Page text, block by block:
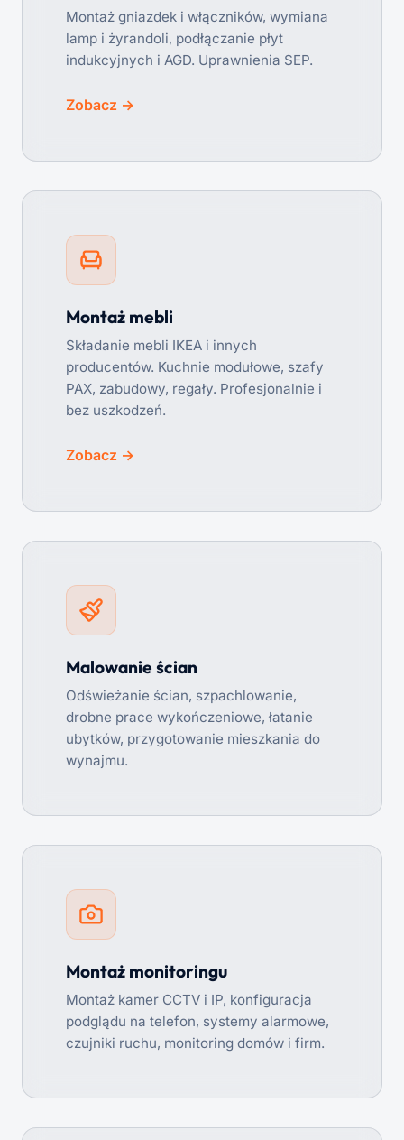
Montaż gniazdek i włączników, wymiana
lamp i żyrandoli, podłączanie płyt
indukcyjnych i AGD. Uprawnienia SEP.
Zobacz →
Montaż mebli
Składanie mebli IKEA i innych
producentów. Kuchnie modułowe, szafy
PAX, zabudowy, regały. Profesjonalnie i
bez uszkodzeń.
Zobacz →
Malowanie ścian
Odświeżanie ścian, szpachlowanie,
drobne prace wykończeniowe, łatanie
ubytków, przygotowanie mieszkania do
wynajmu.
Montaż monitoringu
Montaż kamer CCTV i IP, konfiguracja
podglądu na telefon, systemy alarmowe,
czujniki ruchu, monitoring domów i firm.